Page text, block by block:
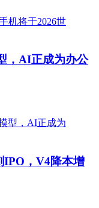
，AI正成为办公
IPO，V4降本增